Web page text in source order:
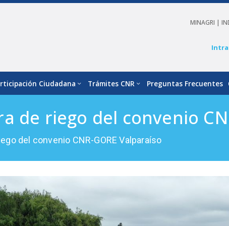
MINAGRI |
Ciudadana Trámites CNR Preguntas Frecuentes
de riego del convenio
del convenio CNR-GORE Valparaíso